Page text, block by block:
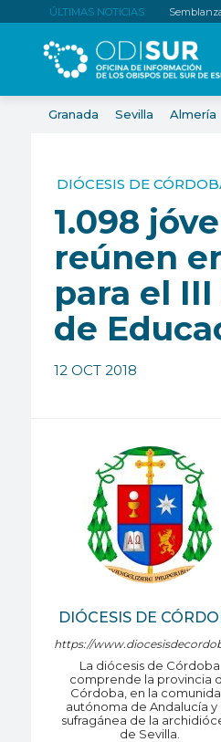
ÚLTIMAS NOTICIAS:
Granada Sevilla Almería
DIÓCESIS DE
1.098
reúnen
para el
de
12 OCT 2018
DIÓCESIS DE
https://
La diócesis de Córdoba
comprende la provincia
Córdoba, en la
autónoma de Andalucía y
sufragánea de la
de Sevilla.